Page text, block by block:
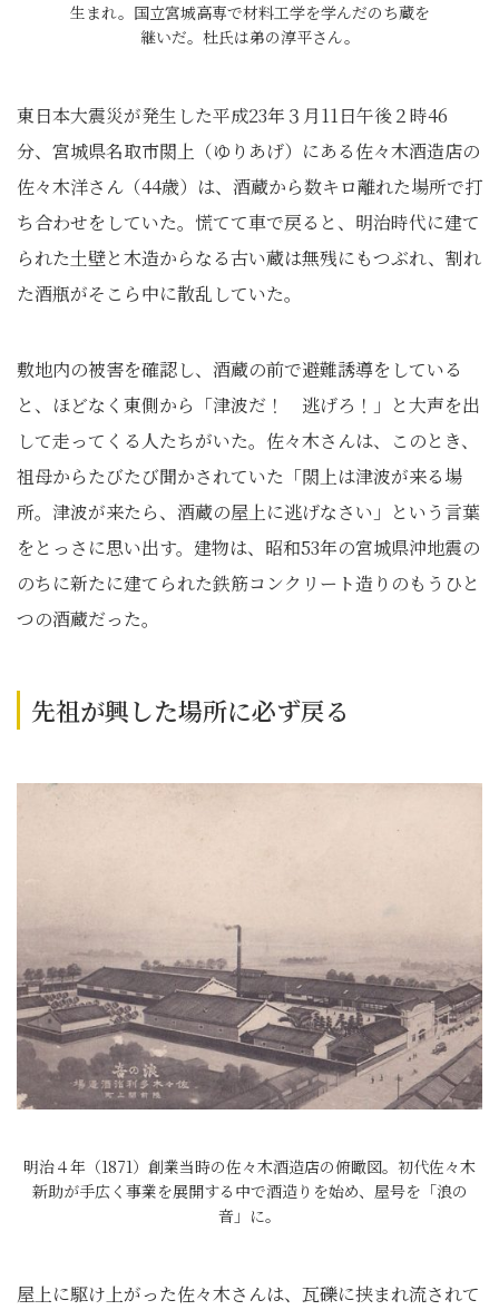
生まれ。国立宮城高専で材料工学を学んだのち蔵を
継いだ。杜氏は弟の淳平さん。
東日本大震災が発生した平成23年３月11日午後２時46
分、宮城県名取市閖上（ゆりあげ）にある佐々木酒造店の
佐々木洋さん（44歳）は、酒蔵から数キロ離れた場所で打
ち合わせをしていた。慌てて車で戻ると、明治時代に建て
られた土壁と木造からなる古い蔵は無残にもつぶれ、割れ
た酒瓶がそこら中に散乱していた。
敷地内の被害を確認し、酒蔵の前で避難誘導をしている
と、ほどなく東側から「津波だ！ 逃げろ！」と大声を出
して走ってくる人たちがいた。佐々木さんは、このとき、
祖母からたびたび聞かされていた「閖上は津波が来る場
所。津波が来たら、酒蔵の屋上に逃げなさい」という言葉
をとっさに思い出す。建物は、昭和53年の宮城県沖地震の
のちに新たに建てられた鉄筋コンクリート造りのもうひと
つの酒蔵だった。
先祖が興した場所に必ず戻る
明治４年（1871）創業当時の佐々木酒造店の俯瞰図。初代佐々木
新助が手広く事業を展開する中で酒造りを始め、屋号を「浪の
音」に。
屋上に駆け上がった佐々木さんは、瓦礫に挟まれ流されて